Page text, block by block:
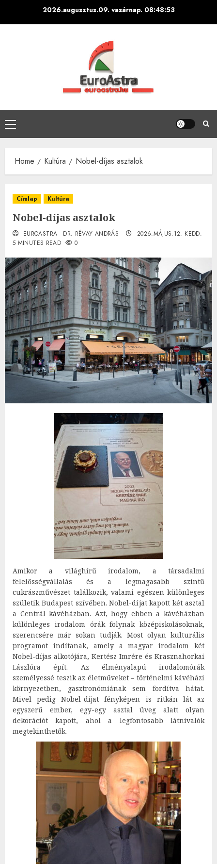
2026.augusztus.09. vasárnap. 08:48:54
Primary
Menu
Home Kultúra Nobel-díjas asztalok
Címlap Kultúra
Nobel-díjas asztalok
EUROASTRA - DR. RÉVAY ANDRÁS
2026.MÁJUS.12. KEDD.
5 MINUTES READ
0
Amikor a világhírű irodalom, a társadalmi
felelősségvállalás és a legmagasabb szintű
cukrászművészet találkozik, valami egészen különleges
születik Budapest szívében. Nobel-díjat kapott két asztal
a Centrál kávéházban. Azt, hogy ebben a kávéházban
különleges irodalom órák folynak középiskolásoknak,
szerencsére már sokan tudják. Most olyan kulturális
programot indítanak, amely a magyar irodalom két
Nobel-díjas alkotójára, Kertész Imrére és Krasznahorkai
Lászlóra épít. Az élményalapú irodalomórák
személyessé teszik az életműveket – történelmi kávéházi
környezetben, gasztronómiának sem fordítva hátat.
Mivel pedig Nobel-díjat fényképen is ritkán lát az
egyszerű ember, egy-egy asztal üveg alatt olyan
dekorációt kapott, ahol a legfontosabb látnivalók
megtekinthetők.